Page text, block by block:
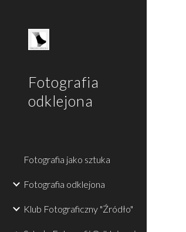
Fotografia
odklejona
Fotografia jako sztuka
Fotografia odklejona
Klub Fotograficzny "Źródło"